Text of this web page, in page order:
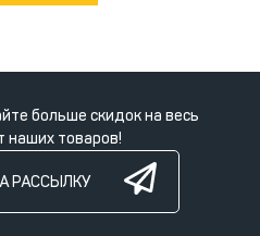
больше скидок на весь
наших товаров!
РАССЫЛКУ